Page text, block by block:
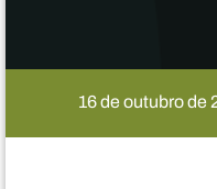
16 de outubro de